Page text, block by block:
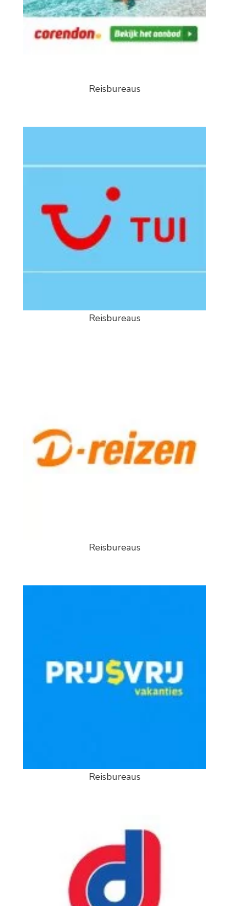
Reisbureaus
Reisbureaus
Reisbureaus
Reisbureaus